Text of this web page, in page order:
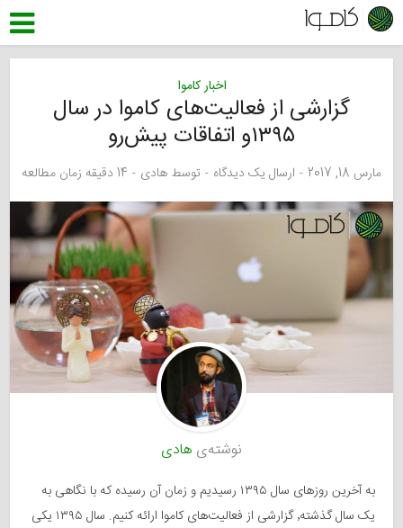
اخبار کاموا
گزارشی از فعالیت‌های کاموا در سال
۱۳۹۵و اتفاقات پیش‌رو
مارس 18, 2017 ارسال یک دیدگاه توسط هادی 14 دقیقه زمان مطالعه
نوشته‌ی هادی
به آخرین روز‌های سال ۱۳۹۵ رسیدیم و زمان آن رسیده که با نگاهی به
یک سال گذشته٬ گزارشی از فعالیت‌های کاموا ارائه کنیم. سال ۱۳۹۵ یکی